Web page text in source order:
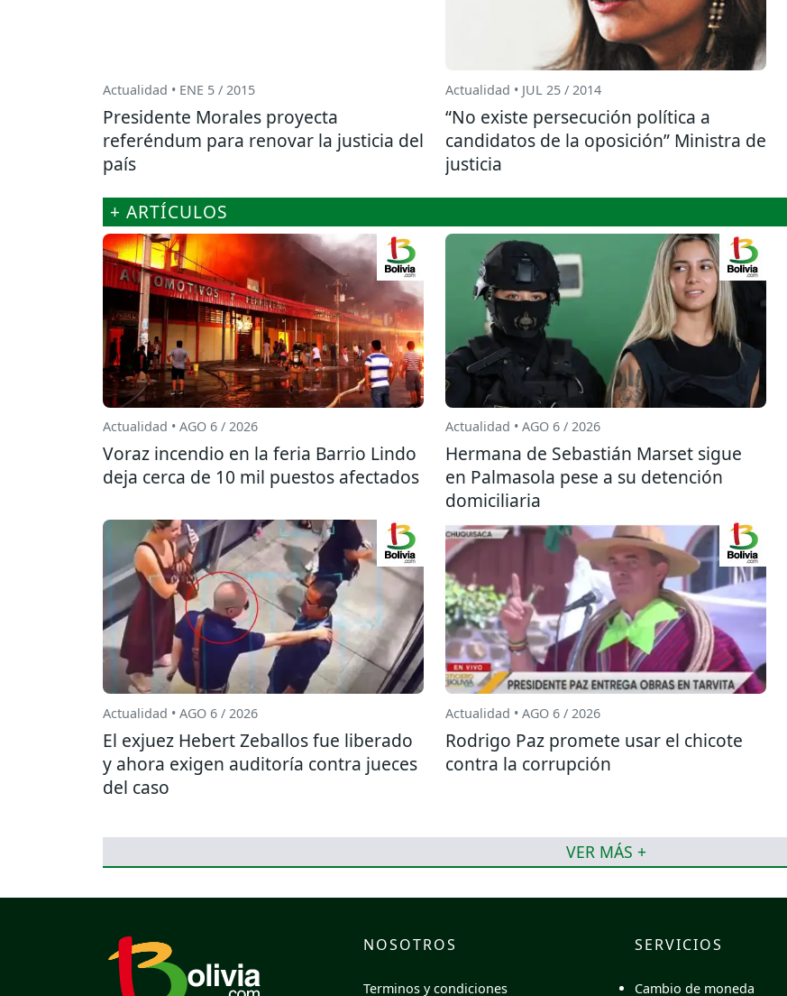
Actualidad • ENE 5 / 2015
Presidente Morales proyecta
referéndum para renovar la justicia del
país
Actualidad • JUL 25 / 2014
“No existe persecución política a
candidatos de la oposición” Ministra de
justicia
+ ARTÍCULOS
Actualidad • AGO 6 / 2026
Voraz incendio en la feria Barrio Lindo
deja cerca de 10 mil puestos afectados
Actualidad • AGO 6 / 2026
Hermana de Sebastián Marset sigue
en Palmasola pese a su detención
domiciliaria
Actualidad • AGO 6 / 2026
El exjuez Hebert Zeballos fue liberado
y ahora exigen auditoría contra jueces
del caso
Actualidad • AGO 6 / 2026
Rodrigo Paz promete usar el chicote
contra la corrupción
VER MÁS +
NOSOTROS
Terminos y condiciones
SERVICIOS
Cambio de moneda